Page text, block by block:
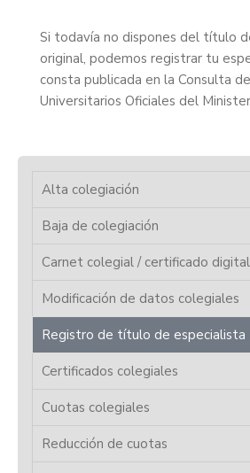
Si todavía no dispones del título
original, podemos registrar tu
consta publicada en la Consulta
Universitarios Oficiales del
Alta colegiación
Baja de colegiación
Carnet colegial / certificado digital
Modificación de datos colegiales
Registro de título de especialista
Certificados colegiales
Cuotas colegiales
Reducción de cuotas